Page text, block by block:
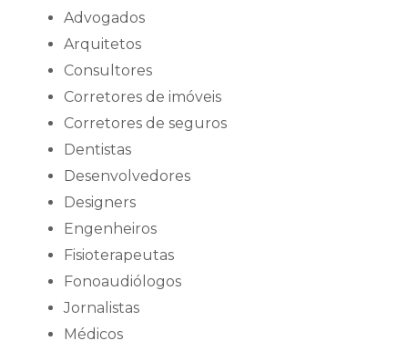
Advogados
Arquitetos
Consultores
Corretores de imóveis
Corretores de seguros
Dentistas
Desenvolvedores
Designers
Engenheiros
Fisioterapeutas
Fonoaudiólogos
Jornalistas
Médicos